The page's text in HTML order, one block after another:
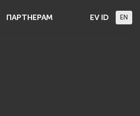
ПАРТНЕРАМ EV ID EN